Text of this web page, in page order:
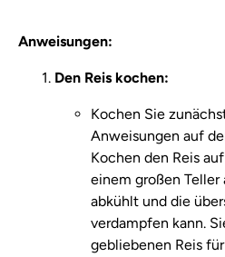
Anweisungen:
Den Reis kochen:
Kochen Sie
Anweisungen auf
Kochen den Reis
einem großen
abkühlt und die
verdampfen kann.
gebliebenen Reis